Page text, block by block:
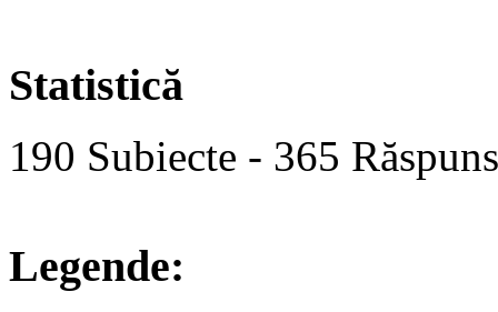
Statistică
190 Subiecte - 365
Legende: